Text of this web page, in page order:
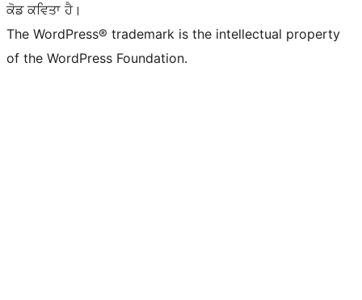
ਕੋਡ ਕਵਿਤਾ ਹੈ।
The WordPress® trademark is the intellectual property
of the WordPress Foundation.